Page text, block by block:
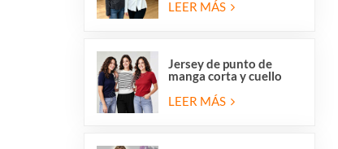
para mujer, con lazo
LEER MÁS
Jersey de punto de
manga corta y cuello
redondo para mujer,
liquidación de
LEER MÁS